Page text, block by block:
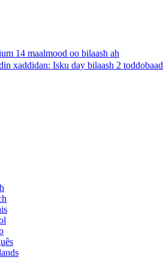
14 maalmood oo bilaash ah
xaddidan: Isku day bilaash 2 toddobaad